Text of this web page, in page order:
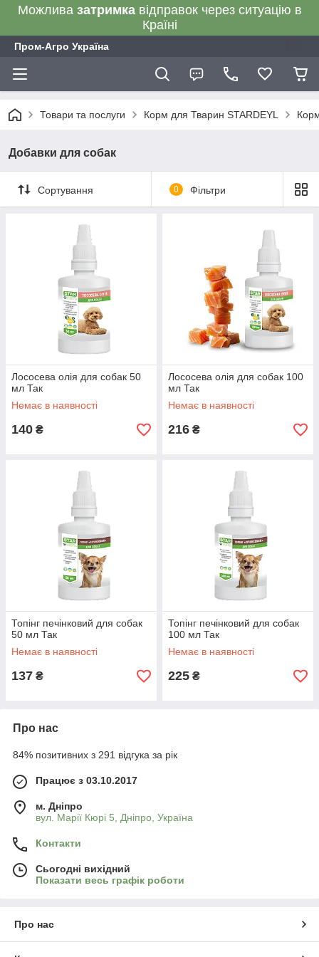
Можлива затримкавідправок через ситуацію в
Країні
Пром-Агро Україна
Товари та послуги Корм для Тварин STARDEYL
Добавки для собак
Сортування 0 Фільтри
Лососева олія для собак 50
мл Так
Немає в наявності
140 ₴
Лососева олія для собак 100
мл Так
Немає в наявності
216 ₴
Топінг печінковий для собак
50 мл Так
Немає в наявності
137 ₴
Топінг печінковий для собак
100 мл Так
Немає в наявності
225 ₴
Про нас
84% позитивних з 291 відгука за рік
Працює з 03.10.2017
м. Дніпро
вул. Марії Кюрі 5, Дніпро, Україна
Контакти
Сьогодні вихідний
Показати весь графік роботи
Про нас